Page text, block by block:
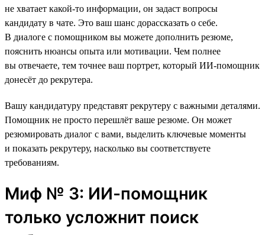
не хватает какой-то информации, он задаст вопросы
кандидату в чате. Это ваш шанс дорассказать о себе.
В диалоге с помощником вы можете дополнить резюме,
пояснить нюансы опыта или мотивации. Чем полнее
вы отвечаете, тем точнее ваш портрет, который ИИ-помощник
донесёт до рекрутера.
Вашу кандидатуру представят рекрутеру с важными деталями.
Помощник не просто перешлёт ваше резюме. Он может
резюмировать диалог с вами, выделить ключевые моменты
и показать рекрутеру, насколько вы соответствуете
требованиям.
Миф № 3: ИИ-помощник
только усложнит поиск